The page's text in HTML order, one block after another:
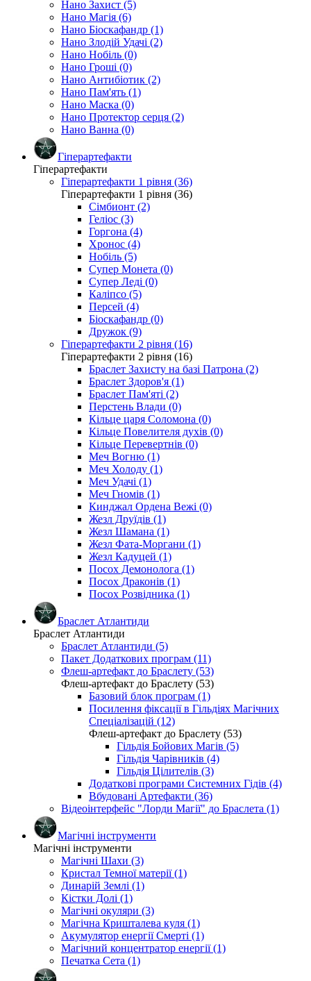
Нано Захист (5)
Нано Магія (6)
Нано Біоскафандр (1)
Нано Злодій Удачі (2)
Нано Нобіль (0)
Нано Гроші (0)
Нано Антибіотик (2)
Нано Пам'ять (1)
Нано Маска (0)
Нано Протектор серця (2)
Нано Ванна (0)
Гіперартефакти
Гіперартефакти
Гіперартефакти 1 рівня (36)
Гіперартефакти 1 рівня (36)
Сімбионт (2)
Геліос (3)
Горгона (4)
Хронос (4)
Нобіль (5)
Супер Монета (0)
Супер Леді (0)
Каліпсо (5)
Персей (4)
Біоскафандр (0)
Дружок (9)
Гіперартефакти 2 рівня (16)
Гіперартефакти 2 рівня (16)
Браслет Захисту на базі Патрона (2)
Браслет Здоров'я (1)
Браслет Пам'яті (2)
Перстень Влади (0)
Кільце царя Соломона (0)
Кільце Повелителя духів (0)
Кільце Перевертнів (0)
Меч Вогню (1)
Меч Холоду (1)
Меч Удачі (1)
Меч Гномів (1)
Кинджал Ордена Вежі (0)
Жезл Друїдів (1)
Жезл Шамана (1)
Жезл Фата-Моргани (1)
Жезл Кадуцей (1)
Посох Демонолога (1)
Посох Драконів (1)
Посох Розвідника (1)
Браслет Атлантиди
Браслет Атлантиди
Браслет Атлантиди (5)
Пакет Додаткових програм (11)
Флеш-артефакт до Браслету (53)
Флеш-артефакт до Браслету (53)
Базовий блок програм (1)
Посилення фіксації в Гільдіях Магічних
Спеціалізацій (12)
Флеш-артефакт до Браслету (53)
Гільдія Бойових Магів (5)
Гільдія Чарівників (4)
Гільдія Цілителів (3)
Додаткові програми Системних Гідів (4)
Вбудовані Артефакти (36)
Відеоінтерфейс "Лорди Магії" до Браслета (1)
Магічні інструменти
Магічні інструменти
Магічні Шахи (3)
Кристал Темної матерії (1)
Динарій Землі (1)
Кістки Долі (1)
Магічні окуляри (3)
Магічна Кришталева куля (1)
Акумулятор енергії Смерті (1)
Магічний концентратор енергії (1)
Печатка Сета (1)